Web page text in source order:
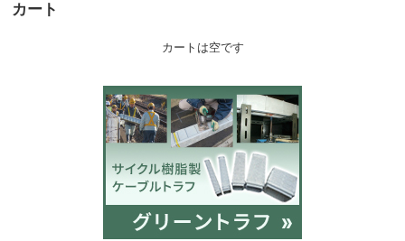
カート
カートは空です